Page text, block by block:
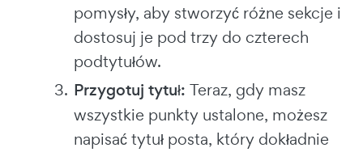
pomysły, aby stworzyć różne sekcje i
dostosuj je pod trzy do czterech
podtytułów.
Przygotuj tytuł: Teraz, gdy masz
wszystkie punkty ustalone, możesz
napisać tytuł posta, który dokładnie